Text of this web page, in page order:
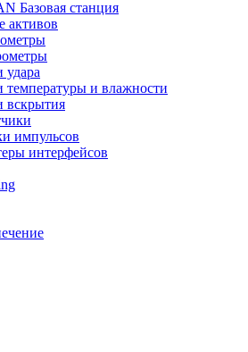
Базовая станция
активов
удара
температуры и влажности
вскрытия
импульсов
интерфейсов